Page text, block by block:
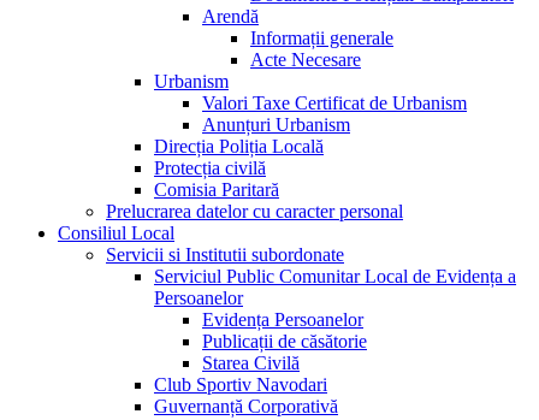
Arendă
Informații generale
Acte Necesare
Urbanism
Valori Taxe Certificat de Urbanism
Anunțuri Urbanism
Direcția Poliția Locală
Protecția civilă
Comisia Paritară
Prelucrarea datelor cu caracter personal
Consiliul Local
Servicii si Institutii subordonate
Serviciul Public Comunitar Local de Evidența a
Persoanelor
Evidența Persoanelor
Publicații de căsătorie
Starea Civilă
Club Sportiv Navodari
Guvernanță Corporativă